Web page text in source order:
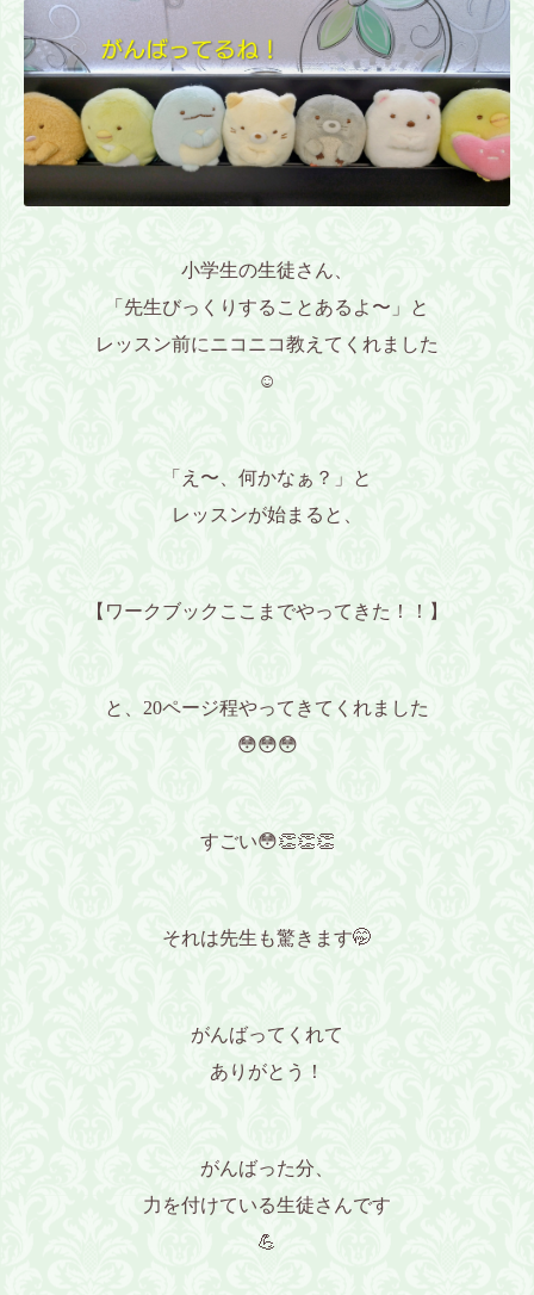
小学生の生徒さん、
「先生びっくりすることあるよ〜」と
レッスン前にニコニコ教えてくれました
☺️
「え〜、何かなぁ？」と
レッスンが始まると、
【ワークブックここまでやってきた！！】
と、20ページ程やってきてくれました
😳😳😳
すごい😳👏👏👏
それは先生も驚きます🤭
がんばってくれて
ありがとう！
がんばった分、
力を付けている生徒さんです
💪